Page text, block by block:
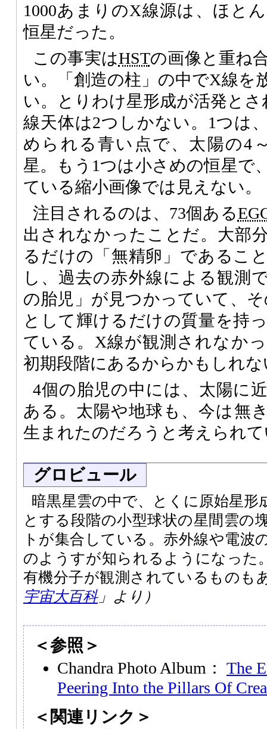
1000あまりのX線源は、ほと
恒星だった。
この事実はHSTの画像と重ね
い。「創造の柱」の中でX線を
い。とりわけ星形成が活発と
線天体は2つしかない。1つは
められる青い点で、太陽の4
星。もう1つは小さめの恒星で
ている縮小画像では見えない。
注目されるのは、73個ある
出されなかったことだ。大部
るだけの「無精卵」であるこ
し、過去の赤外線による観測
の胎児」が見つかっていて、
として輝けるだけの質量を持
ている。X線が観測されなか
初期段階にあるからかもしれな
4個の胎児の中には、太陽に
ある。太陽や地球も、今は無
生まれたのだろうと考えられ
グロビュール
暗黒星雲の中で、とくに原始星形
とする段階の小型球状の星間雲の
トが集合している。赤外線や電波
のようすが知られるようになった
有機分子が観測されているものも
宇宙大百科」より）
＜参照＞
Chandra Photo Album： The
Peering Into the Pillars Of
＜関連リンク＞